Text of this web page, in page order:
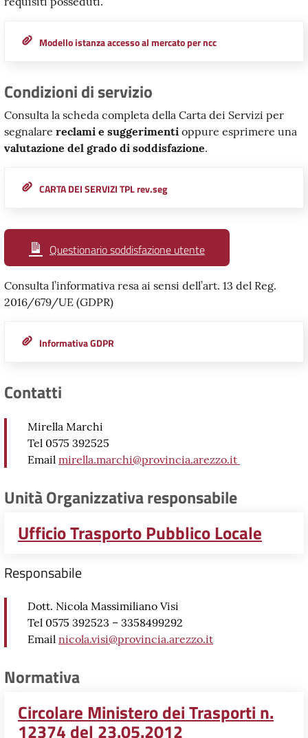
Modello istanza accesso al mercato per ncc
Condizioni di servizio
Consulta la scheda completa della Carta dei Servizi per
segnalare reclami e suggerimenti oppure esprimere una
valutazione del grado di soddisfazione.
CARTA DEI SERVIZI TPL rev.seg
Questionario soddisfazione utente
Consulta l’informativa resa ai sensi dell’art. 13 del Reg.
2016/679/UE (GDPR)
Informativa GDPR
Contatti
Mirella Marchi
Tel 0575 392525
Email mirella.marchi@provincia.arezzo.it
Unità Organizzativa responsabile
Ufficio Trasporto Pubblico Locale
Responsabile
Dott. Nicola Massimiliano Visi
Tel 0575 392523 – 3358499292
Email nicola.visi@provincia.arezzo.it
Normativa
Circolare Ministero dei Trasporti n.
12374 del 23.05.2012